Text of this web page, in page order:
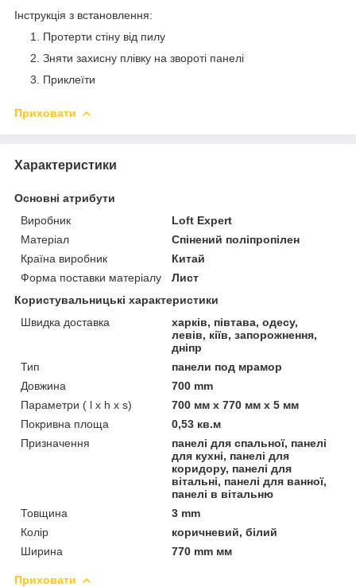
​Інструкція з встановлення:
Протерти стіну від пилу
Зняти захисну плівку на звороті панелі
Приклеїти
Приховати
Характеристики
Основні атрибути
Виробник
Loft Expert
Матеріал
Спінений поліпропілен
Країна виробник
Китай
Форма поставки матеріалу
Лист
Користувальницькі характеристики
Швидка доставка
харків, півтава, одесу,
левів, кіїв, запорожнення,
дніпр
Тип
панели под мрамор
Довжина
700 mm
Параметри ( l x h x s)
700 мм х 770 мм х 5 мм
Покривна площа
0,53 кв.м
Призначення
панелі для спальної, панелі
для кухні, панелі для
коридору, панелі для
вітальні, панелі для ванної,
панелі в вітальню
Товщина
3 mm
Колір
коричневий, білий
Ширина
770 mm мм
Приховати